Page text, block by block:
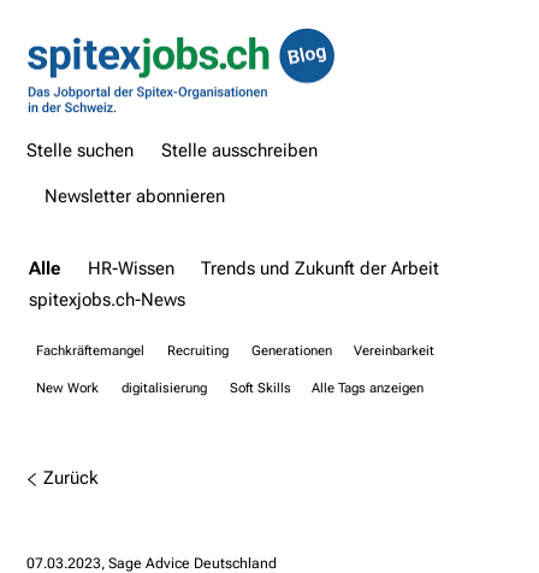
Stelle ausschreiben
Stelle suchen
Newsletter abonnieren
Alle HR-Wissen
Trends und Zukunft der Arbeit
spitexjobs.ch-News
Fachkräftemangel Recruiting Generationen Vereinbarkeit
New Work digitalisierung Soft Skills Alle Tags anzeigen
Zurück
07.03.2023 Sage Advice Deutschland